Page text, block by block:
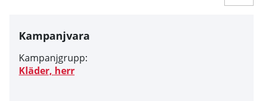
Kampanjvara
Kampanjgrupp:
Kläder, herr